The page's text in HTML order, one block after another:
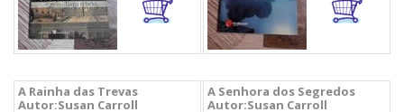
A Rainha das Trevas
Autor:Susan Carroll
A Senhora dos Segredos
Autor:Susan Carroll